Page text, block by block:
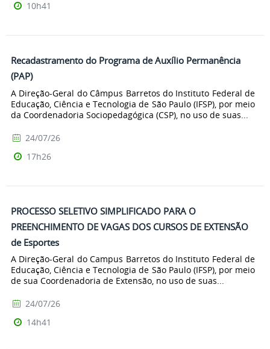
10h41
Recadastramento do Programa de Auxílio Permanência
(PAP)
A Direção-Geral do Câmpus Barretos do Instituto Federal de
Educação, Ciência e Tecnologia de São Paulo (IFSP), por meio
da Coordenadoria Sociopedagógica (CSP), no uso de suas...
24/07/26
17h26
PROCESSO SELETIVO SIMPLIFICADO PARA O
PREENCHIMENTO DE VAGAS DOS CURSOS DE EXTENSÃO
de Esportes
A Direção-Geral do Campus Barretos do Instituto Federal de
Educação, Ciência e Tecnologia de São Paulo (IFSP), por meio
de sua Coordenadoria de Extensão, no uso de suas...
24/07/26
14h41